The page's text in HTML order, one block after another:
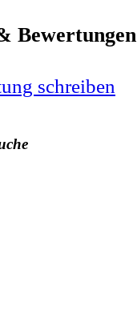
schreiben